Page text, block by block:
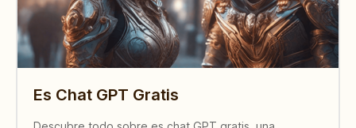
Es Chat GPT Gratis